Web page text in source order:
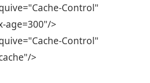
Control"
age=300"/>
Control"
>